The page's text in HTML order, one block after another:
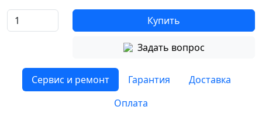
Купить
Задать вопрос
Сервис и ремонт Гарантия
Доставка
Оплата